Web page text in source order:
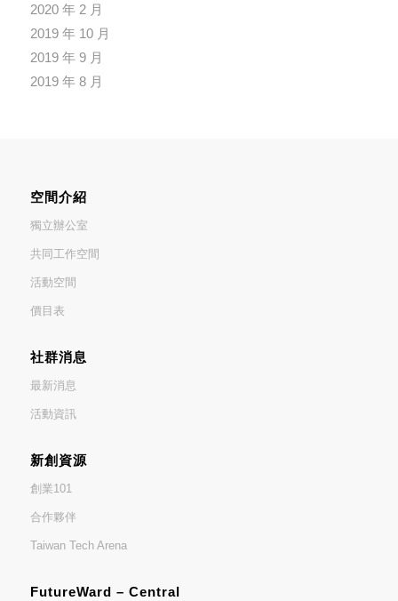
2020 年 2 月
2019 年 10 月
2019 年 9 月
2019 年 8 月
空間介紹
獨立辦公室
共同工作空間
活動空間
價目表
社群消息
最新消息
活動資訊
新創資源
創業101
合作夥伴
Taiwan Tech Arena
FutureWard – Central